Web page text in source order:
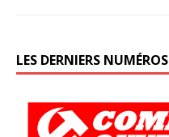
LES DERNIERS NUMÉROS